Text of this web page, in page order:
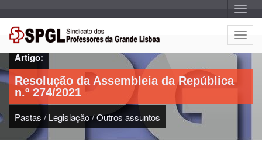
A
l
t
e
r
a
g
o
A
l
t
e
a
a
Artigo:
Resolução da Assembleia da República
n.º 274/2021
Pastas / Legislação/Outros assuntos